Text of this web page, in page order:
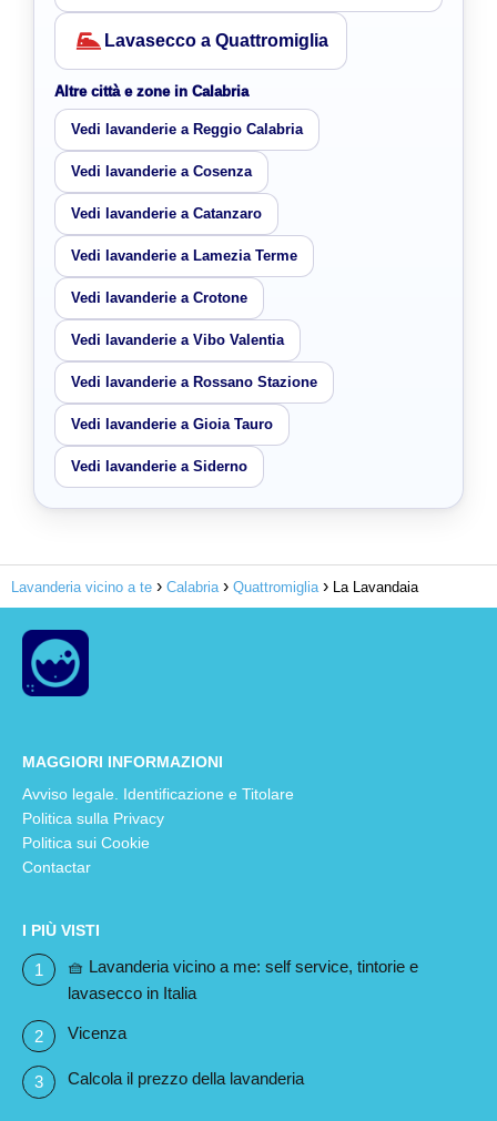
Lavasecco a Quattromiglia
Altre città e zone in Calabria
Vedi lavanderie a Reggio Calabria
Vedi lavanderie a Cosenza
Vedi lavanderie a Catanzaro
Vedi lavanderie a Lamezia Terme
Vedi lavanderie a Crotone
Vedi lavanderie a Vibo Valentia
Vedi lavanderie a Rossano Stazione
Vedi lavanderie a Gioia Tauro
Vedi lavanderie a Siderno
Lavanderia vicino a te Calabria Quattromiglia La Lavandaia
MAGGIORI INFORMAZIONI
Avviso legale. Identificazione e Titolare
Politica sulla Privacy
Politica sui Cookie
Contactar
I PIÙ VISTI
🧺 Lavanderia vicino a me: self service, tintorie e
lavasecco in Italia
Vicenza
Calcola il prezzo della lavanderia